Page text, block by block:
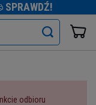
SPRAWDŹ!
odbioru